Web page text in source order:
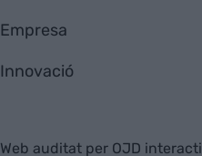
Empresa
Innovació
Web auditat per OJD